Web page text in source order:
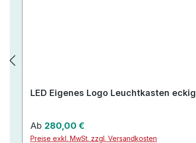
LED Eigenes Logo Leuchtkasten eckig
Regulärer Preis:
Ab 280,00 €
Preise exkl. MwSt. zzgl. Versandkosten